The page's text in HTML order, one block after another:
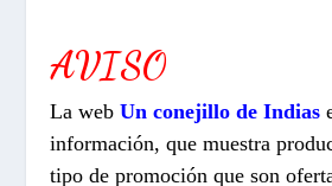
AVISO
La webUn conejillo de Indias
información, que muestra
tipo de promoción que son